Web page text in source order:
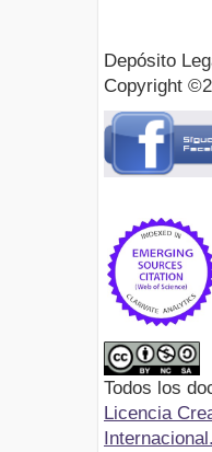
Depósito
Copyright
Todos los
Licencia
Internacional.